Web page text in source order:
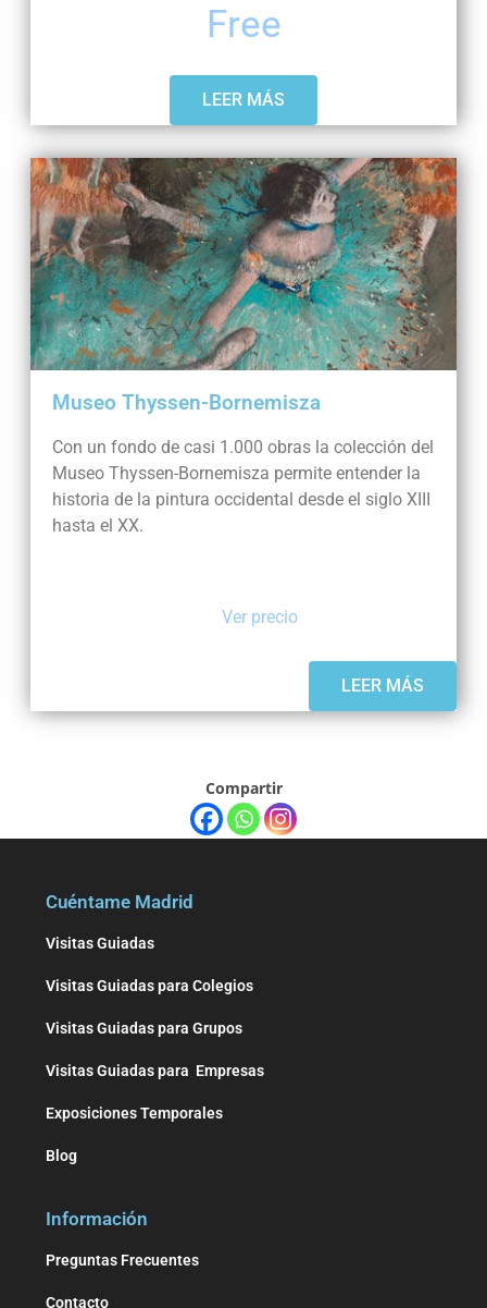
Free
LEER MÁS
Museo Thyssen-Bornemisza
Con un fondo de casi 1.000 obras la colección del
Museo Thyssen-Bornemisza permite entender la
historia de la pintura occidental desde el siglo XIII
hasta el XX.
Ver precio
LEER MÁS
Compartir
Cuéntame Madrid
Visitas Guiadas
Visitas Guiadas para Colegios
Visitas Guiadas para Grupos
Visitas Guiadas para Empresas
Exposiciones Temporales
Blog
Información
Preguntas Frecuentes
Contacto